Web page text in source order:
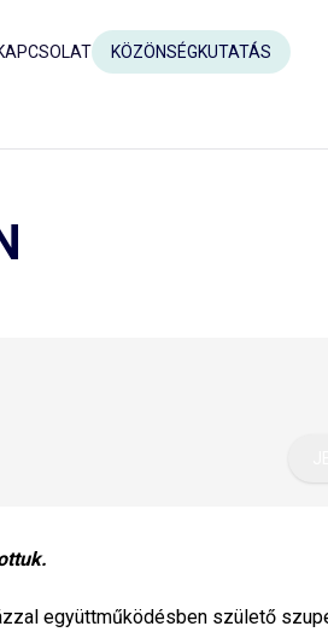
KÖZÖNSÉGKUTATÁS
együttműködésben születő